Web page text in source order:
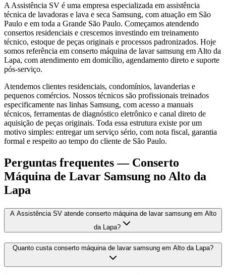
A Assistência SV é uma empresa especializada em assistência
técnica de lavadoras e lava e seca Samsung, com atuação em São
Paulo e em toda a Grande São Paulo. Começamos atendendo
consertos residenciais e crescemos investindo em treinamento
técnico, estoque de peças originais e processos padronizados. Hoje
somos referência em conserto máquina de lavar samsung em Alto da
Lapa, com atendimento em domicílio, agendamento direto e suporte
pós-serviço.
Atendemos clientes residenciais, condomínios, lavanderias e
pequenos comércios. Nossos técnicos são profissionais treinados
especificamente nas linhas Samsung, com acesso a manuais
técnicos, ferramentas de diagnóstico eletrônico e canal direto de
aquisição de peças originais. Toda essa estrutura existe por um
motivo simples: entregar um serviço sério, com nota fiscal, garantia
formal e respeito ao tempo do cliente de São Paulo.
Perguntas frequentes — Conserto
Máquina de Lavar Samsung no Alto da
Lapa
A Assistência SV atende conserto máquina de lavar samsung em Alto
da Lapa?
Quanto custa conserto máquina de lavar samsung em Alto da Lapa?